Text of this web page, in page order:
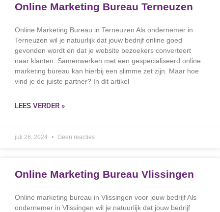
Online Marketing Bureau Terneuzen
Online Marketing Bureau in Terneuzen Als ondernemer in
Terneuzen wil je natuurlijk dat jouw bedrijf online goed
gevonden wordt en dat je website bezoekers converteert
naar klanten. Samenwerken met een gespecialiseerd online
marketing bureau kan hierbij een slimme zet zijn. Maar hoe
vind je de juiste partner? In dit artikel
LEES VERDER »
juli 26, 2024 Geen reacties
Online Marketing Bureau Vlissingen
Online marketing bureau in Vlissingen voor jouw bedrijf Als
ondernemer in Vlissingen wil je natuurlijk dat jouw bedrijf